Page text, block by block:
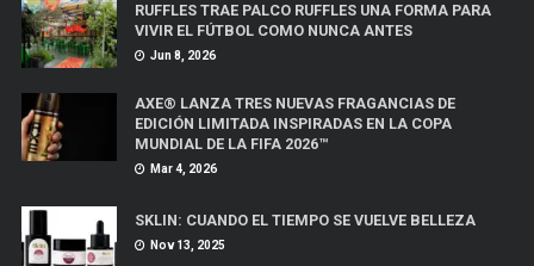
RUFFLES TRAE PALCO RUFFLES UNA FORMA PARA
VIVIR EL FÚTBOL COMO NUNCA ANTES
Jun 8, 2026
AXE® LANZA TRES NUEVAS FRAGANCIAS DE
EDICIÓN LIMITADA INSPIRADAS EN LA COPA
MUNDIAL DE LA FIFA 2026™
Mar 4, 2026
SKLIN: CUANDO EL TIEMPO SE VUELVE BELLEZA
Nov 13, 2025